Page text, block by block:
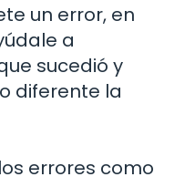
un error, en
a
sucedió y
diferente la
errores como